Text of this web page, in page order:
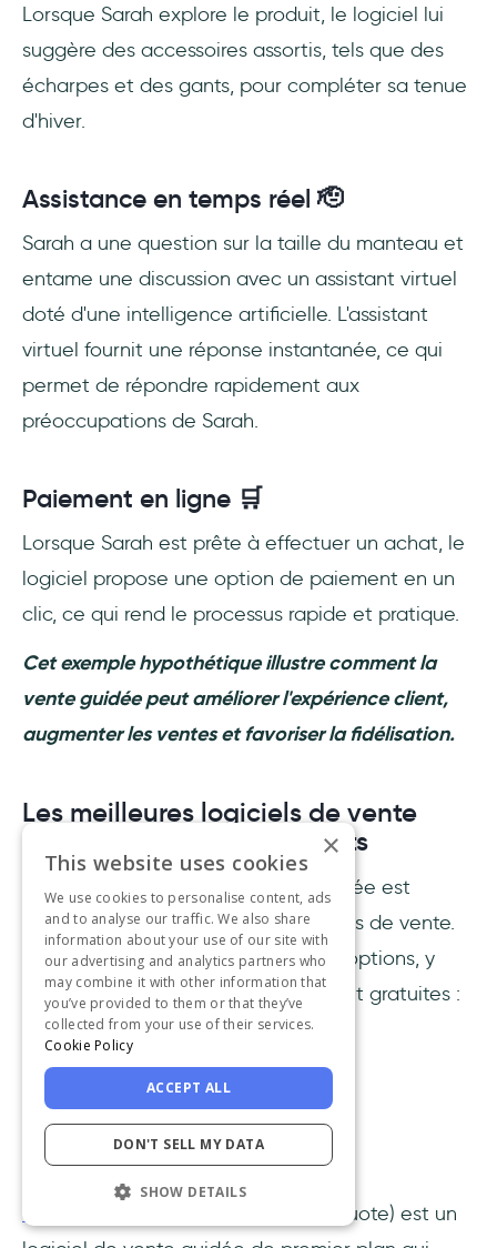
Lorsque Sarah explore le produit, le logiciel lui
suggère des accessoires assortis, tels que des
écharpes et des gants, pour compléter sa tenue
d'hiver.
Assistance en temps réel 🫡
Sarah a une question sur la taille du manteau et
entame une discussion avec un assistant virtuel
doté d'une intelligence artificielle. L'assistant
virtuel fournit une réponse instantanée, ce qui
permet de répondre rapidement aux
préoccupations de Sarah.
Paiement en ligne 🛒
Lorsque Sarah est prête à effectuer un achat, le
logiciel propose une option de paiement en un
clic, ce qui rend le processus rapide et pratique.
Cet exemple hypothétique illustre comment la
vente guidée peut améliorer l'expérience client,
augmenter les ventes et favoriser la fidélisation.
Les meilleures logiciels de vente
guidée - gratuits et payants
Choisir le bon logiciel de vente guidée est
essentiel pour réussir dans vos efforts de vente.
Voici quelques unes des meilleures options, y
compris des alternatives payantes et gratuites :
1. Salesforce CPQ
Salesforce
CPQ (Configure, Price, Quote) est un
×
This website uses cookies
We use cookies to personalise content, ads
and to analyse our traffic. We also share
information about your use of our site with
our advertising and analytics partners who
may combine it with other information that
you’ve provided to them or that they’ve
collected from your use of their services.
Cookie Policy
ACCEPT ALL
DON'T SELL MY DATA
SHOW DETAILS